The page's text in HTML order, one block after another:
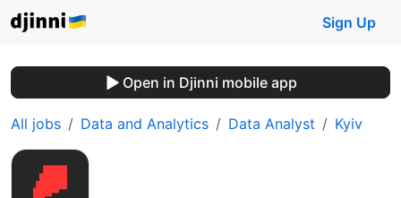
Sign Up
Open in Djinni mobile app
All jobs Data and Analytics Data Analyst Kyiv